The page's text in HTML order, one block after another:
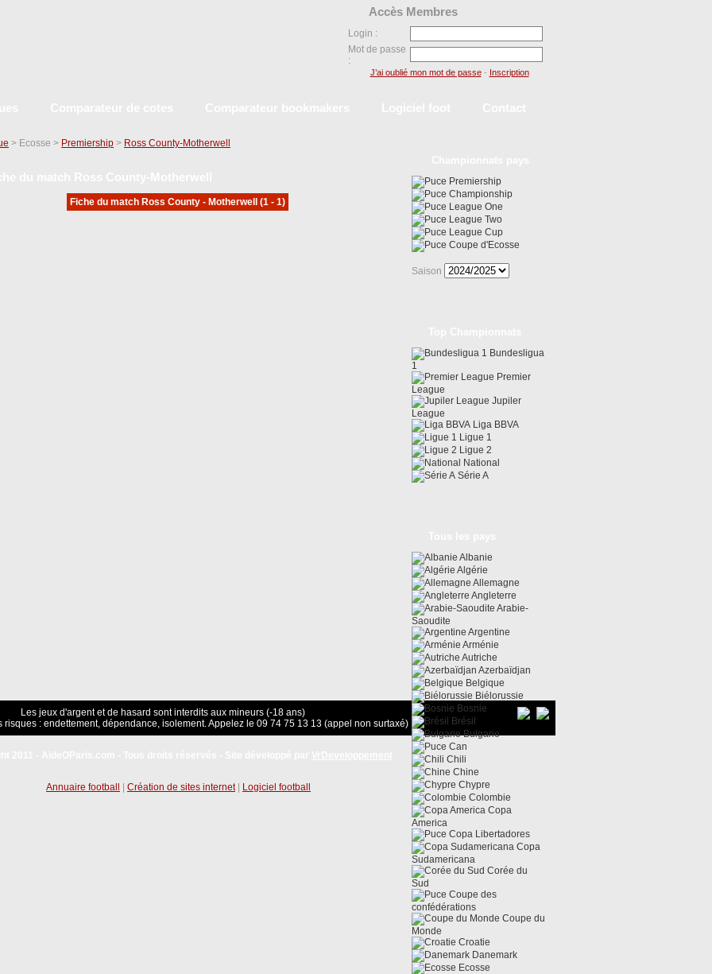
> Ecosse > Premiership > Ross County-Motherwell
Fiche du match Ross County - Motherwell (1 - 1)
Premiership
Championship
League One
League Two
League Cup
Coupe d'Ecosse
Saison
Bundesligua
1
Premier
League
Jupiler
League
Liga BBVA
Ligue 1
Ligue 2
National
Série A
Albanie
Algérie
Allemagne
Angleterre
Arabie-
Saoudite
Argentine
Arménie
Autriche
Azerbaïdjan
Belgique
Biélorussie
Bosnie
Brésil
Bulgarie
Can
Chili
Chine
Chypre
Colombie
Copa
America
Copa Libertadores
Copa
Sudamericana
Corée du
Sud
Coupe des
confédérations
Coupe du
Monde
Croatie
Danemark
Ecosse
Les jeux d'argent et de hasard sont interdits aux mineurs (-18 ans)
risques : endettement, dépendance, isolement. Appelez le 09 74 75 13 13 (appel non surtaxé)
Annuaire football Création de sites internet| Logiciel football
Accès Membres
Login :
Mot de passe
:
J’ai oublié mon mot de passe- Inscription